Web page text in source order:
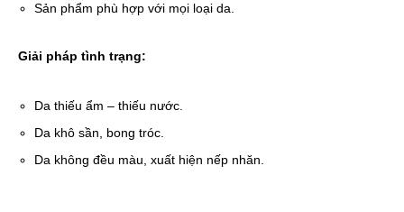
Sản phẩm phù hợp với mọi loại da.
Giải pháp tình trạng:
Da thiếu ẩm – thiếu nước.
Da khô sần, bong tróc.
Da không đều màu, xuất hiện nếp nhăn.